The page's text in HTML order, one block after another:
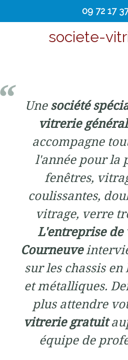
09 72 17
societe-
Unesociété
vitrerie
accompagne
l'année pour la
fenêtres,
coulissantes,
vitrage, verre
L'entreprise
Courneuve
sur les chassis
et métalliques.
plus attendre
vitrerie gratuit
équipe de